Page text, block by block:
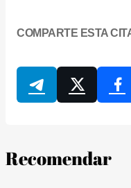
COMPARTE ESTA
Recomendar